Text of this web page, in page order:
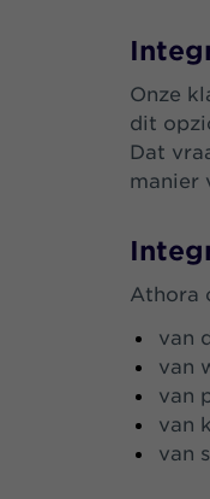
Onze
dit
Dat
manier
Athora
van
van
van
van
van